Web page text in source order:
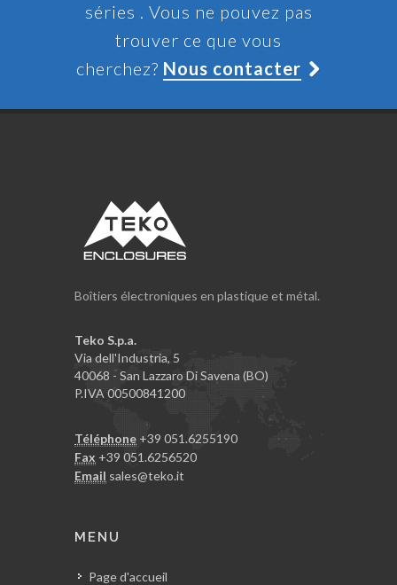
séries . Vous ne pouvez pas
trouver ce que vous
cherchez? Nous contacter
Boîtiers électroniques en plastique et métal.
Teko S.p.a.
Via dell'Industria, 5
40068 - San Lazzaro Di Savena (BO)
P.IVA 00500841200
Téléphone +39 051.6255190
Fax +39 051.6256520
Email sales@teko.it
MENU
Page d'accueil